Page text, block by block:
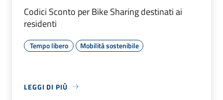
Codici Sconto per Bike Sharing destinati ai
residenti
Tempo libero Mobilità sostenibile
LEGGI DI PIÙ